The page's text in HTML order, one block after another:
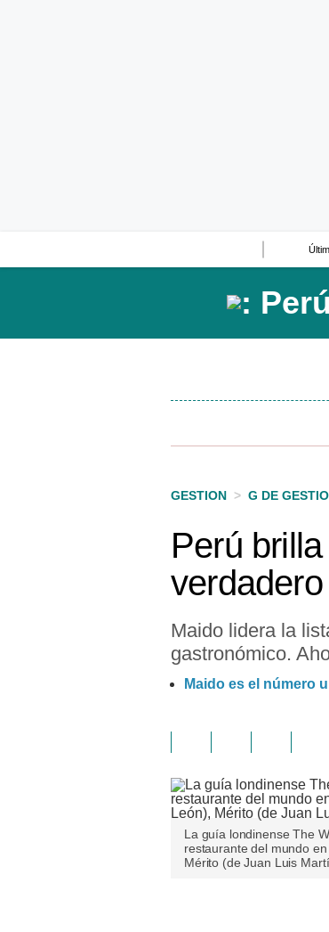
GESTION > G DE
Perú
Maido lidera la
gastronómico.
Maido es el número
La guía londinense The
restaurante del mundo
Mérito (de Juan Luis